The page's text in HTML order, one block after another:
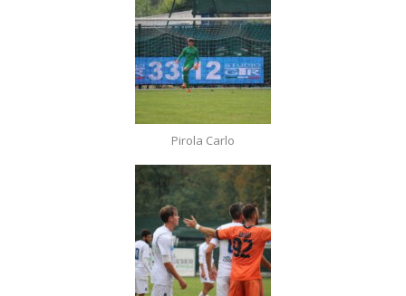
Pirola Carlo